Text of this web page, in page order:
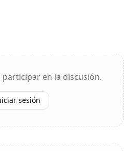
en la discusión.
sesión